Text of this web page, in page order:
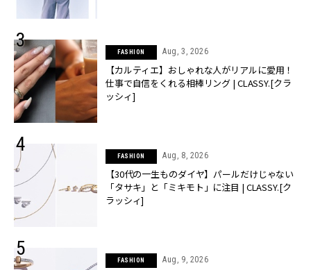
FASHION Aug, 3, 2026
【カルティエ】おしゃれな人がリアルに愛用！
仕事で自信をくれる相棒リング | CLASSY.[クラ
ッシィ]
FASHION Aug, 8, 2026
【30代の一生ものダイヤ】パールだけじゃない
「タサキ」と「ミキモト」に注目 | CLASSY.[ク
ラッシィ]
FASHION Aug, 9, 2026